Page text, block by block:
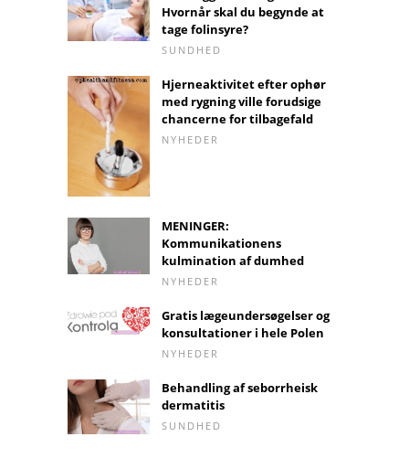
Hvornår skal du begynde at
tage folinsyre?
SUNDHED
Hjerneaktivitet efter ophør
med rygning ville forudsige
chancerne for tilbagefald
NYHEDER
MENINGER:
Kommunikationens
kulmination af dumhed
NYHEDER
Gratis lægeundersøgelser og
konsultationer i hele Polen
NYHEDER
Behandling af seborrheisk
dermatitis
SUNDHED